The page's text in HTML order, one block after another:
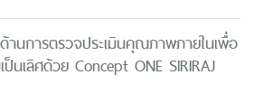
านการตรวจประเมินคุณภาพภายในเพื่อ
นเลิศด้วย Concept ONE SIRIRAJ